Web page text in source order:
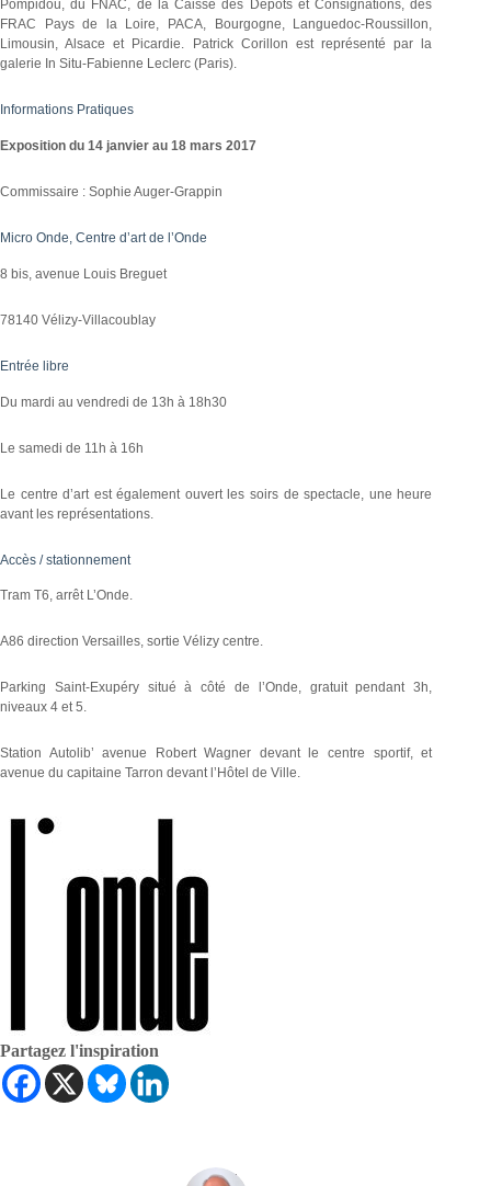
Pompidou, du FNAC, de la Caisse des Dépôts et Consignations, des
FRAC Pays de la Loire, PACA, Bourgogne, Languedoc-Roussillon,
Limousin, Alsace et Picardie. Patrick Corillon est représenté par la
galerie In Situ-Fabienne Leclerc (Paris).
Informations Pratiques
Exposition du 14 janvier au 18 mars 2017
Commissaire : Sophie Auger-Grappin
Micro Onde, Centre d’art de l’Onde
8 bis, avenue Louis Breguet
78140 Vélizy-Villacoublay
Entrée libre
Du mardi au vendredi de 13h à 18h30
Le samedi de 11h à 16h
Le centre d’art est également ouvert les soirs de spectacle, une heure
avant les représentations.
Accès / stationnement
Tram T6, arrêt L’Onde.
A86 direction Versailles, sortie Vélizy centre.
Parking Saint-Exupéry situé à côté de l’Onde, gratuit pendant 3h,
niveaux 4 et 5.
Station Autolib’ avenue Robert Wagner devant le centre sportif, et
avenue du capitaine Tarron devant l’Hôtel de Ville.
Partagez l'inspiration